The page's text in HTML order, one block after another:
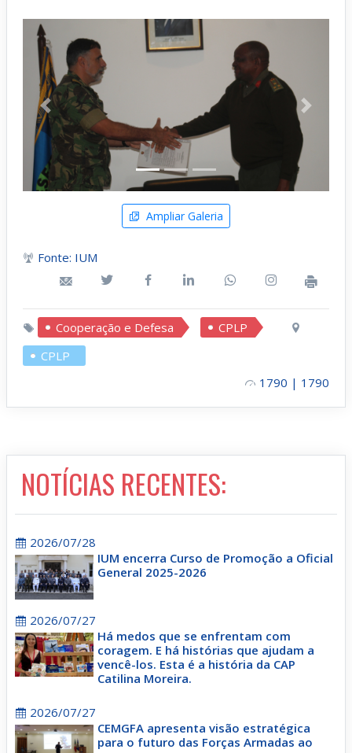
Anterior Próximo
Ampliar Galeria
Fonte: IUM
Cooperação e Defesa
CPLP
CPLP
1790 | 1790
NOTÍCIAS RECENTES:
2026/07/28
IUM encerra Curso de Promoção a Oficial
General 2025-2026
2026/07/27
Há medos que se enfrentam com
coragem. E há histórias que ajudam a
vencê-los. Esta é a história da CAP
Catilina Moreira.
2026/07/27
CEMGFA apresenta visão estratégica
para o futuro das Forças Armadas ao